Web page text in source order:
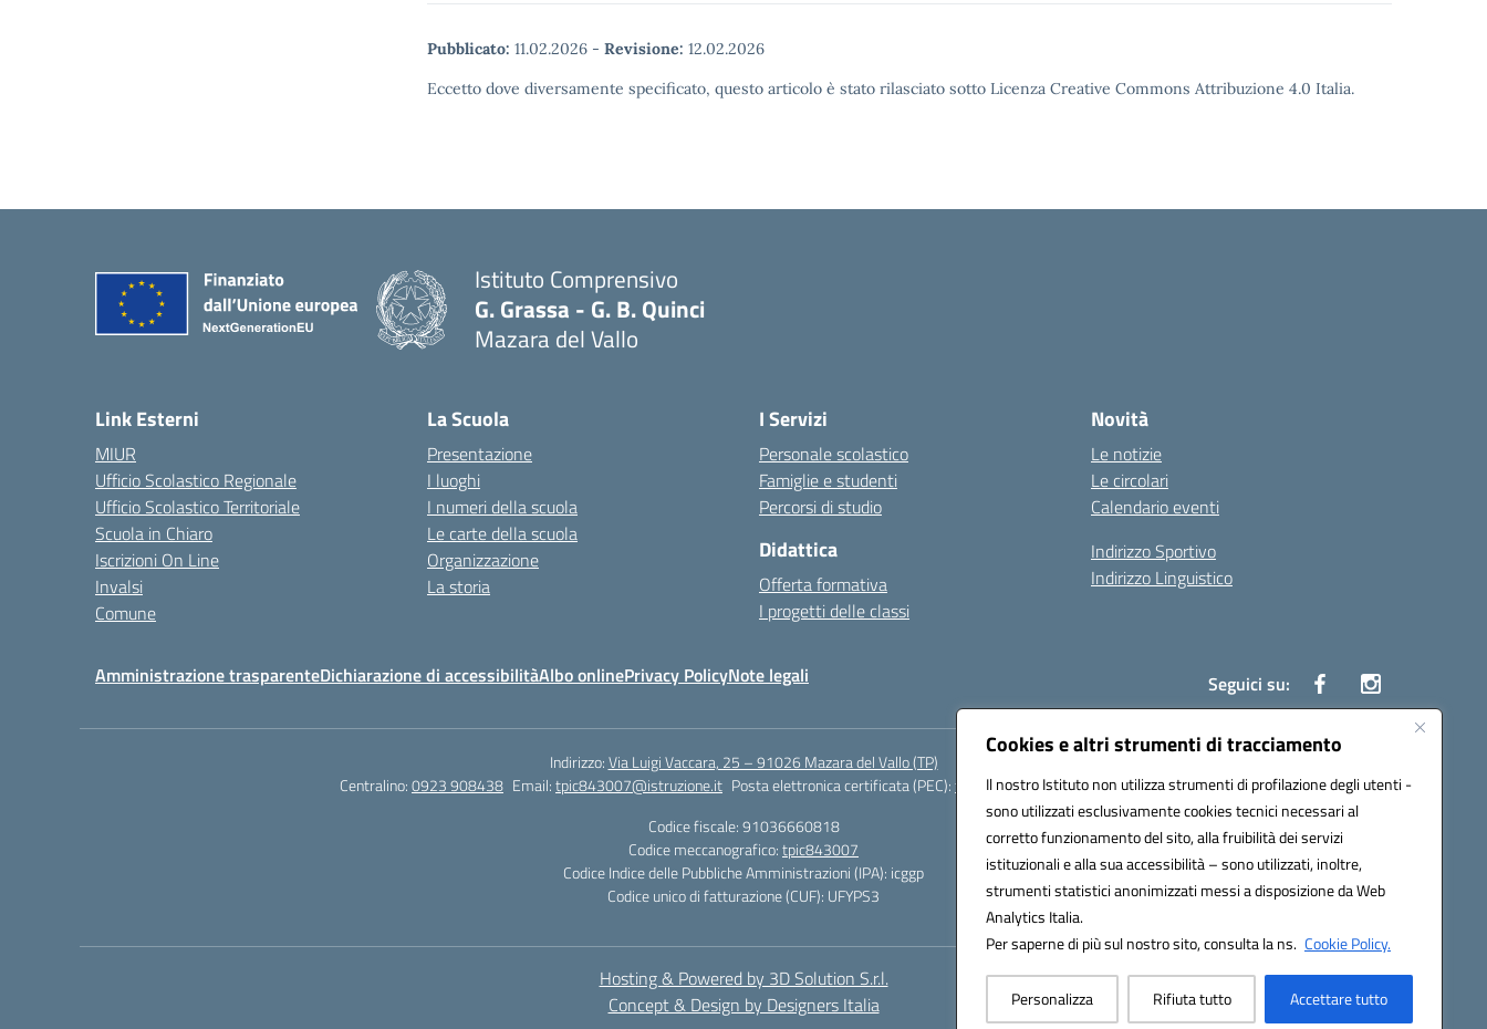
Cookies e altri strumenti di tracciamento
Il nostro Istituto non utilizza strumenti di profilazione degli utenti -
sono utilizzati esclusivamente cookies tecnici necessari al
corretto funzionamento del sito, alla fruibilità dei servizi
istituzionali e alla sua accessibilità – sono utilizzati, inoltre,
strumenti statistici anonimizzati messi a disposizione da Web
Analytics Italia.
Per saperne di più sul nostro sito, consulta la ns. Cookie Policy.
Personalizza Rifiuta tutto Accettare tutto
Pubblicato: 11.02.2026 - Revisione: 12.02.2026
Eccetto dove diversamente specificato, questo articolo è stato rilasciato sotto Licenza Creative Commons Attribuzione 4.0 Italia.
Istituto Comprensivo
G. Grassa - G. B. Quinci
Mazara del Vallo
Link Esterni
MIUR
Ufficio Scolastico Regionale
Ufficio Scolastico Territoriale
Scuola in Chiaro
Iscrizioni On Line
Invalsi
Comune
La Scuola
Presentazione
I luoghi
I numeri della scuola
Le carte della scuola
Organizzazione
La storia
I Servizi
Personale scolastico
Famiglie e studenti
Percorsi di studio
Didattica
Offerta formativa
I progetti delle classi
Novità
Le notizie
Le circolari
Calendario eventi
Indirizzo Sportivo
Indirizzo Linguistico
Amministrazione trasparenteDichiarazione di accessibilitàAlbo onlinePrivacy PolicyNote legali Seguici su:
Indirizzo:Via Luigi Vaccara, 25 – 91026 Mazara del Vallo (TP)
Centralino:0923 908438 Email:tpic843007@istruzione.it Posta elettronica certificata (PEC):tpic843007@pec.istruzione.it
Codice fiscale: 91036660818
Codice meccanografico:tpic843007
Codice Indice delle Pubbliche Amministrazioni (IPA): icggp
Codice unico di fatturazione (CUF): UFYPS3
Hosting & Powered by 3D Solution S.r.l.
Concept & Design by Designers Italia